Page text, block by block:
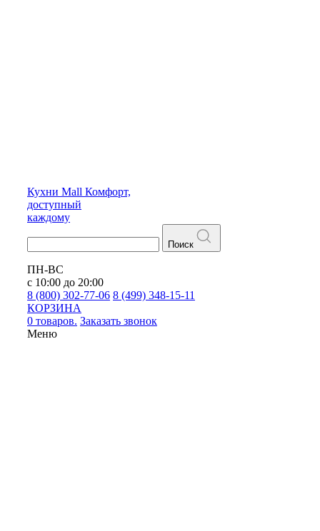
Кухни Mall Комфорт,
доступный
каждому
Поиск
ПН-ВС
с 10:00 до 20:00
8 (800) 302-77-06 8 (499) 348-15-11
КОРЗИНА
0 товаров. Заказать звонок
Меню